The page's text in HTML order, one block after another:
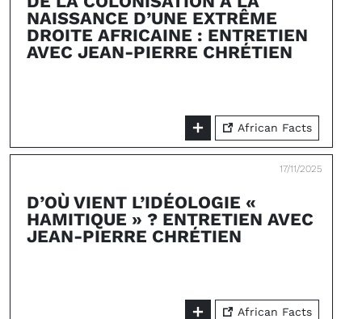
NAISSANCE D’UNE EXTRÊME
DROITE AFRICAINE : ENTRETIEN
AVEC JEAN-PIERRE CHRÉTIEN
African Facts
17/11/2025
D’OÙ VIENT L’IDÉOLOGIE «
HAMITIQUE » ? ENTRETIEN AVEC
JEAN-PIERRE CHRÉTIEN
African Facts